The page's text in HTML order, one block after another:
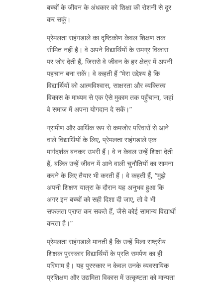
बच्चों के जीवन के अंधकार को शिक्षा की रोशनी से दूर
कर सकूं।
प्रेमलता राहंगडाले का दृष्टिकोण केवल शिक्षण तक
सीमित नहीं है। वे अपने विद्यार्थियों के समग्र विकास
पर जोर देती हैं, जिससे वे जीवन के हर क्षेत्र में अपनी
पहचान बना सकें। वे कहती हैं “मेरा उद्देश्य है कि
विद्यार्थियों को आत्मविश्वास, साक्षरता और व्यक्तित्व
विकास के माध्यम से एक ऐसे मुकाम तक पहुँचाना, जहां
वे समाज में अपना योगदान दे सकें।”
ग्रामीण और आर्थिक रूप से कमजोर परिवारों से आने
वाले विद्यार्थियों के लिए, प्रेमलता राहंगडाले एक
मार्गदर्शक बनकर उभरी हैं। वे न केवल उन्हें शिक्षा देती
हैं, बल्कि उन्हें जीवन में आने वाली चुनौतियों का सामना
करने के लिए तैयार भी करती हैं। वे कहती हैं, “मुझे
अपनी शिक्षण यात्रा के दौरान यह अनुभव हुआ कि
अगर इन बच्चों को सही दिशा दी जाए, तो वे भी
सफलता प्राप्त कर सकते हैं, जैसे कोई सामान्य विद्यार्थी
करता है।”
प्रेमलता राहंगडाले मानती है कि उन्हें मिला राष्ट्रीय
शिक्षक पुरस्कार विद्यार्थियों के प्रति समर्पण का ही
परिणाम है। यह पुरस्कार न केवल उनके व्यवसायिक
प्रशिक्षण और उद्यमिता विकास में उत्कृष्टता को मान्यता